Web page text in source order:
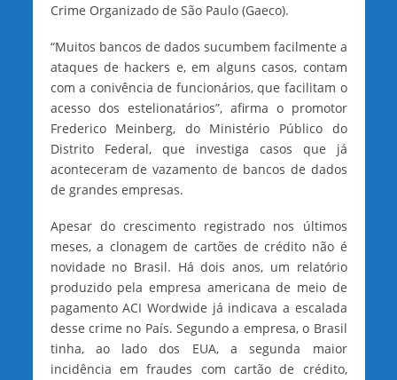
Crime Organizado de São Paulo (Gaeco).
“Muitos bancos de dados sucumbem facilmente a
ataques de hackers e, em alguns casos, contam
com a conivência de funcionários, que facilitam o
acesso dos estelionatários”, afirma o promotor
Frederico Meinberg, do Ministério Público do
Distrito Federal, que investiga casos que já
aconteceram de vazamento de bancos de dados
de grandes empresas.
Apesar do crescimento registrado nos últimos
meses, a clonagem de cartões de crédito não é
novidade no Brasil. Há dois anos, um relatório
produzido pela empresa americana de meio de
pagamento ACI Wordwide já indicava a escalada
desse crime no País. Segundo a empresa, o Brasil
tinha, ao lado dos EUA, a segunda maior
incidência em fraudes com cartão de crédito,